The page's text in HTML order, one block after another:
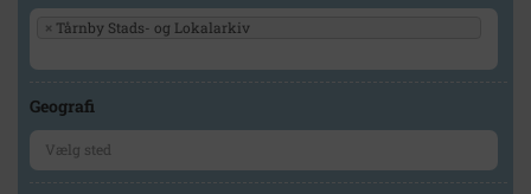
× Tårnby Stads- og Lokalarkiv
Geografi